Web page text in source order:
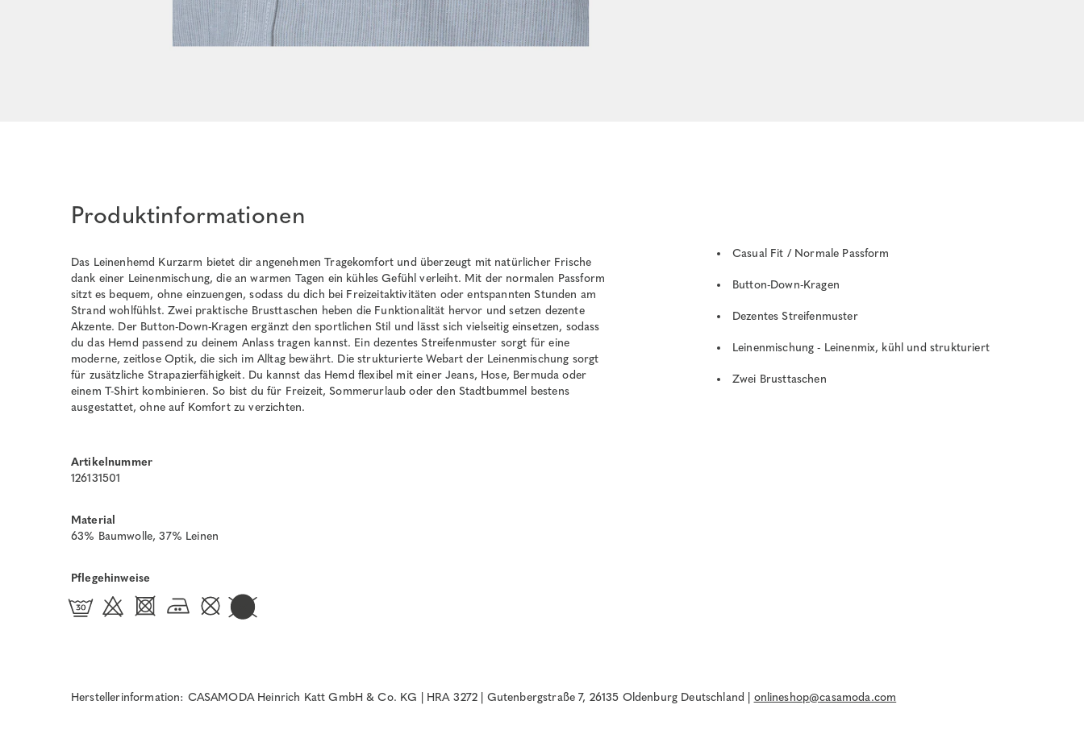
Produktinformationen
Das Leinenhemd Kurzarm bietet dir angenehmen Tragekomfort und überzeugt mit natürlicher Frische
dank einer Leinenmischung, die an warmen Tagen ein kühles Gefühl verleiht. Mit der normalen Passform
sitzt es bequem, ohne einzuengen, sodass du dich bei Freizeitaktivitäten oder entspannten Stunden am
Strand wohlfühlst. Zwei praktische Brusttaschen heben die Funktionalität hervor und setzen dezente
Akzente. Der Button-Down-Kragen ergänzt den sportlichen Stil und lässt sich vielseitig einsetzen, sodass
du das Hemd passend zu deinem Anlass tragen kannst. Ein dezentes Streifenmuster sorgt für eine
moderne, zeitlose Optik, die sich im Alltag bewährt. Die strukturierte Webart der Leinenmischung sorgt
für zusätzliche Strapazierfähigkeit. Du kannst das Hemd flexibel mit einer Jeans, Hose, Bermuda oder
einem T-Shirt kombinieren. So bist du für Freizeit, Sommerurlaub oder den Stadtbummel bestens
ausgestattet, ohne auf Komfort zu verzichten.
Artikelnummer
126131501
Material
63% Baumwolle, 37% Leinen
Pflegehinweise
Casual Fit / Normale Passform
Button-Down-Kragen
Dezentes Streifenmuster
Leinenmischung - Leinenmix, kühl und strukturiert
Zwei Brusttaschen
Herstellerinformation: CASAMODA Heinrich Katt GmbH & Co. KG | HRA 3272 | Gutenbergstraße 7, 26135 Oldenburg Deutschland | onlineshop@casamoda.com